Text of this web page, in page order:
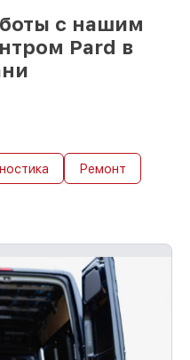
с нашим
Pard в
Ремонт